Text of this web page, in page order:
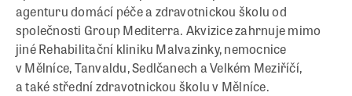
agenturu domácí péče a zdravotnickou školu od
společnosti Group Mediterra. Akvizice zahrnuje mimo
jiné Rehabilitační kliniku Malvazinky, nemocnice
v Mělníce, Tanvaldu, Sedlčanech a Velkém Meziříčí,
a také střední zdravotnickou školu v Mělníce.